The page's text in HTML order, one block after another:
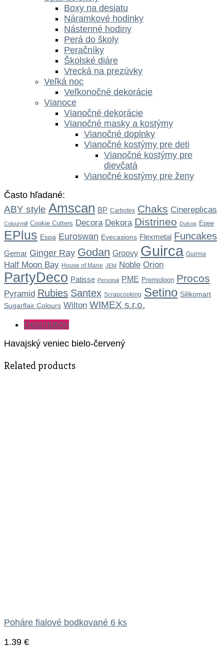
Boxy na desiatu
Náramkové hodinky
Nástenné hodiny
Perá do školy
Peračníky
Školské diáre
Vrecká na prezúvky
Veľká noc
Veľkonočné dekorácie
Vianoce
Vianočné dekorácie
Vianočné masky a kostýmy
Vianočné doplnky
Vianočné kostýmy pre deti
Vianočné kostýmy pre
dievčatá
Vianočné kostýmy pre ženy
Často hľadané:
ABY style Amscan BP Carbotex Chaks Cinereplicas
Colourmill Cookie Cutters Decora Dekora Distrineo Dulcop Epee
EPlus Espa Euroswan Eyecasions Flexmetal Funcakes
Gemar Ginger Ray Godan Groovy Guirca Guirma
Half Moon Bay House of Marie JEM Noble Orion
PartyDeco Patisse Personal PME Premioloon Procos
Pyramid Rubies Santex Scrapcooking Setino Silikomart
Sugarflair Colours Wilton WIMEX s.r.o.
Description
Havajský veniec bielo-červený
Related products
Poháre fialové bodkované 6 ks
1.39 €